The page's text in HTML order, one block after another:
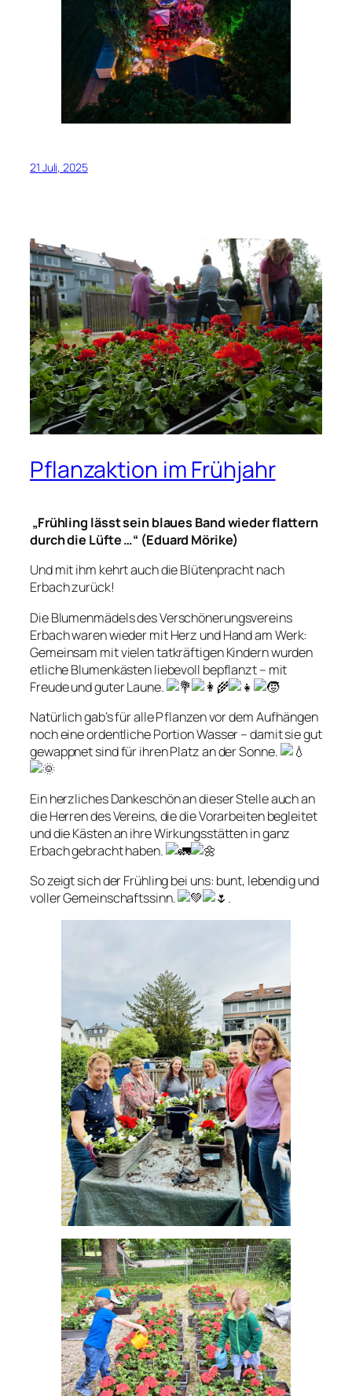
21 Juli, 2025
Pflanzaktion im Frühjahr
„Frühling lässt sein blaues Band wieder flattern
durch die Lüfte …“ (Eduard Mörike)
Und mit ihm kehrt auch die Blütenpracht nach
Erbach zurück!
Die Blumenmädels des Verschönerungsvereins
Erbach waren wieder mit Herz und Hand am Werk:
Gemeinsam mit vielen tatkräftigen Kindern wurden
etliche Blumenkästen liebevoll bepflanzt – mit
Freude und guter Laune.
Natürlich gab’s für alle Pflanzen vor dem Aufhängen
noch eine ordentliche Portion Wasser – damit sie gut
gewappnet sind für ihren Platz an der Sonne.
Ein herzliches Dankeschön an dieser Stelle auch an
die Herren des Vereins, die die Vorarbeiten begleitet
und die Kästen an ihre Wirkungsstätten in ganz
Erbach gebracht haben.
So zeigt sich der Frühling bei uns: bunt, lebendig und
voller Gemeinschaftssinn.
.